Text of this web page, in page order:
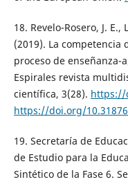
18. Revelo-Rosero, J. E.,
(2019). La
proceso de enseñanza-
Espirales revista
científica, 3(28). https://
https://doi.org/
19. Secretaría de
de Estudio para la
Sintético de la Fase 6.